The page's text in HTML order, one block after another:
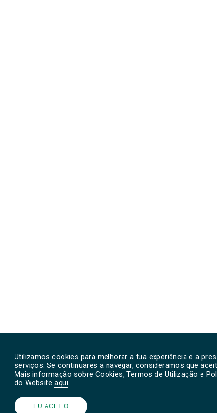
Utilizamos cookies para melhorar a tua experiência e a
serviços. Se continuares a navegar, consideramos que
Mais informação sobre Cookies, Termos de Utilização e
do Websiteaqui.
EU ACEITO